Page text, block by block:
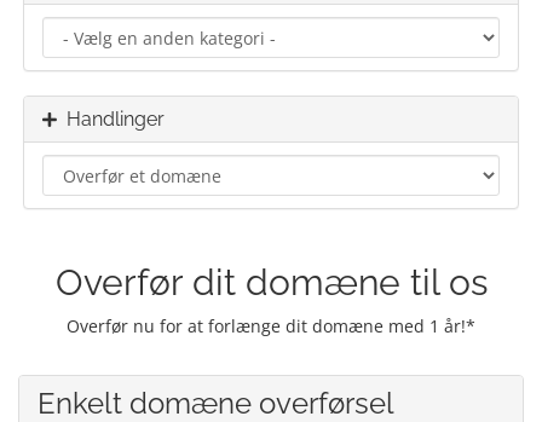
Handlinger
Overfør dit domæne til os
Overfør nu for at forlænge dit domæne med 1 år!*
Enkelt domæne overførsel